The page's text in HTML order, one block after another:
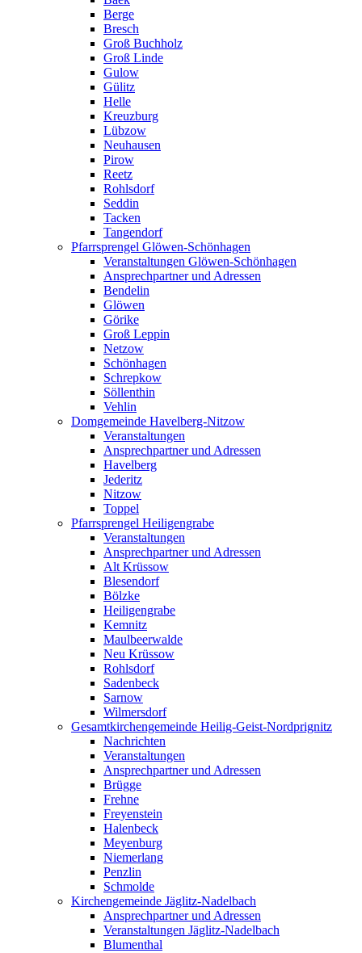
Berge
Bresch
Groß Buchholz
Groß Linde
Gulow
Gülitz
Helle
Kreuzburg
Lübzow
Neuhausen
Pirow
Reetz
Rohlsdorf
Seddin
Tacken
Tangendorf
Pfarrsprengel Glöwen-Schönhagen
Veranstaltungen Glöwen-Schönhagen
Ansprechpartner und Adressen
Bendelin
Glöwen
Görike
Groß Leppin
Netzow
Schönhagen
Schrepkow
Söllenthin
Vehlin
Domgemeinde Havelberg-Nitzow
Veranstaltungen
Ansprechpartner und Adressen
Havelberg
Jederitz
Nitzow
Toppel
Pfarrsprengel Heiligengrabe
Veranstaltungen
Ansprechpartner und Adressen
Alt Krüssow
Blesendorf
Bölzke
Heiligengrabe
Kemnitz
Maulbeerwalde
Neu Krüssow
Rohlsdorf
Sadenbeck
Sarnow
Wilmersdorf
Gesamtkirchengemeinde Heilig-Geist-Nordprignitz
Nachrichten
Veranstaltungen
Ansprechpartner und Adressen
Brügge
Frehne
Freyenstein
Halenbeck
Meyenburg
Niemerlang
Penzlin
Schmolde
Kirchengemeinde Jäglitz-Nadelbach
Ansprechpartner und Adressen
Veranstaltungen Jäglitz-Nadelbach
Blumenthal